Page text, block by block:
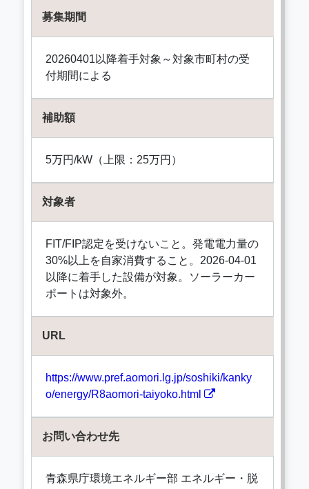
募集期間
20260401以降着手対象～対象市町村の受
付期間による
補助額
5万円/kW（上限：25万円）
対象者
FIT/FIP認定を受けないこと。発電電力量の
30%以上を自家消費すること。2026-04-01
以降に着手した設備が対象。ソーラーカー
ポートは対象外。
URL
https://www.pref.aomori.lg.jp/soshiki/kanky
o/energy/R8aomori-taiyoko.html
お問い合わせ先
青森県庁環境エネルギー部 エネルギー・脱